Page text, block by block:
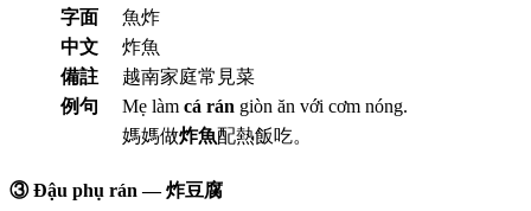
字面
魚炸
中文
炸魚
備註
越南家庭常見菜
例句
Mẹ làm cá rán giòn ăn với cơm nóng.
媽媽做炸魚配熱飯吃。
③ Đậu phụ rán — 炸豆腐